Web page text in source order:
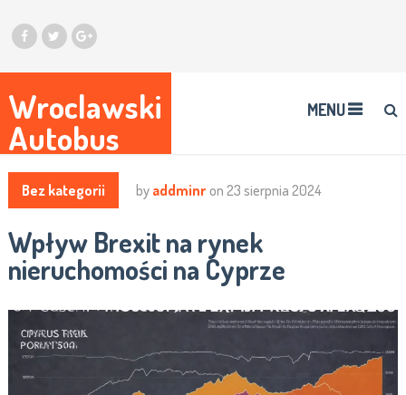
Wroclawski
Autobus
MENU
Bez kategorii by addminr on 23 sierpnia 2024
Wpływ Brexit na rynek
nieruchomości na Cyprze